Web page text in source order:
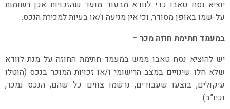
יוציא נסח טאבו כדי לוודא מבעוד מועד שהזכויות אכן רשומות
על-שמו באופן מסודר, וכי אין מניעה ו/או בעיות למכירת הנכס.
במעמד חתימת חוזה מכר –
יש להוציא נסח טאבו ממש במעמד חתימת החוזה על מנת לוודא
שלא חלו שינויים במצב הרישומי ו/או זכויות המוכר בנכס (הוטלו
עיקולים, בוצעו שעבודים, נרשמו צווים כל שהם, הנכס נמכר,
וכיו”ב).